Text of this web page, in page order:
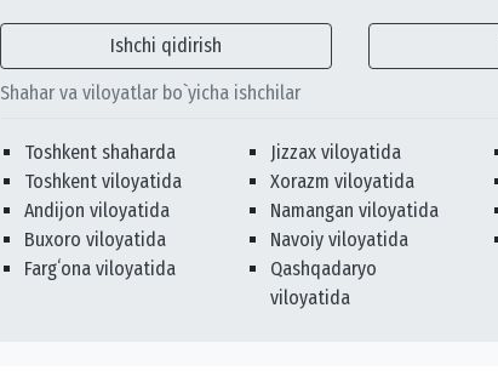
Ishchi qidirish
Shahar va viloyatlar bo`yicha ishchilar
Toshkent shaharda
Toshkent viloyatida
Andijon viloyatida
Buxoro viloyatida
Fargʻona viloyatida
Jizzax viloyatida
Xorazm viloyatida
Namangan viloyatida
Navoiy viloyatida
Qashqadaryo
viloyatida